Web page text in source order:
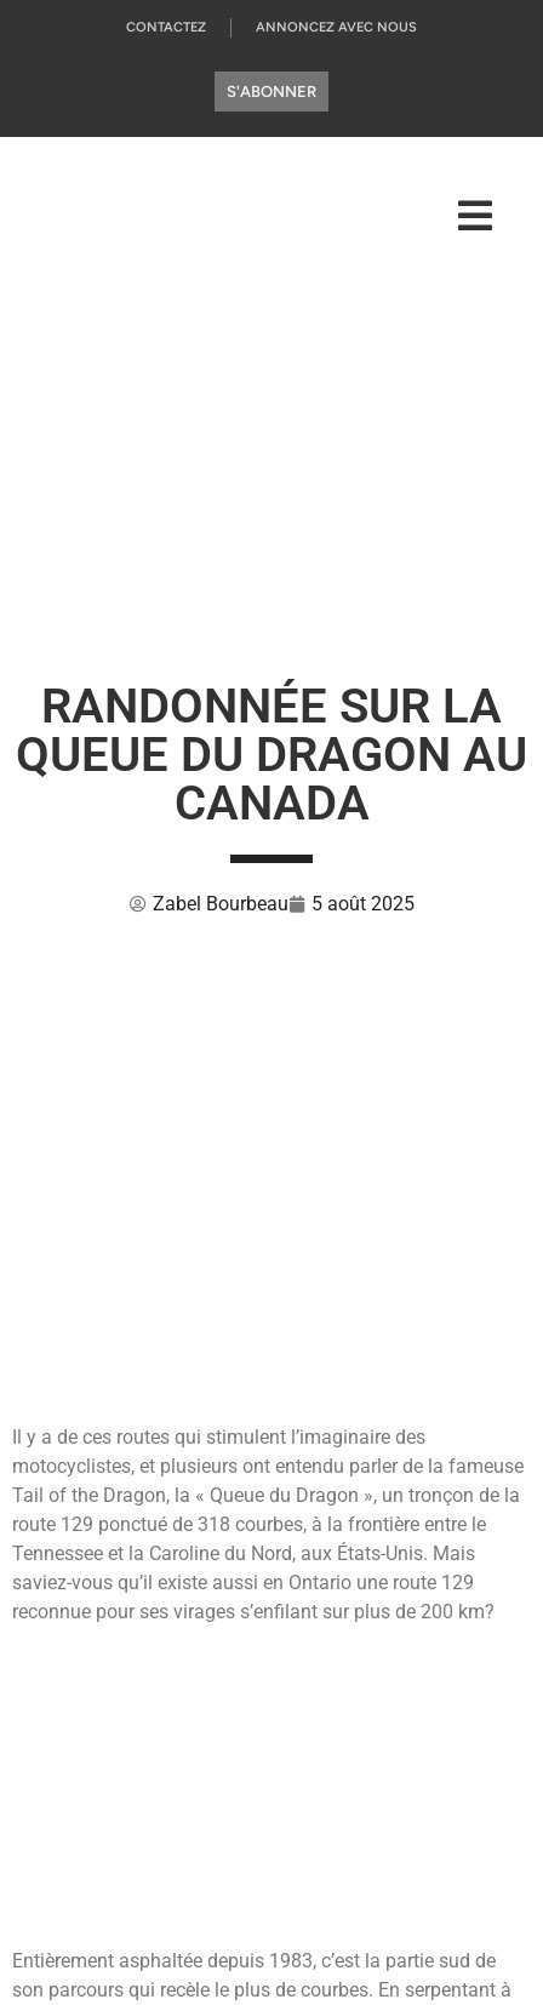
CONTACTEZ ANNONCEZ AVEC NOUS
S'ABONNER
RANDONNÉE SUR LA
QUEUE DU DRAGON AU
CANADA
Zabel Bourbeau 5 août 2025
Il y a de ces routes qui stimulent l’imaginaire des
motocyclistes, et plusieurs ont entendu parler de la fameuse
Tail of the Dragon, la « Queue du Dragon », un tronçon de la
route 129 ponctué de 318 courbes, à la frontière entre le
Tennessee et la Caroline du Nord, aux États-Unis. Mais
saviez-vous qu’il existe aussi en Ontario une route 129
reconnue pour ses virages s’enfilant sur plus de 200 km?
Entièrement asphaltée depuis 1983, c’est la partie sud de
son parcours qui recèle le plus de courbes. En serpentant à